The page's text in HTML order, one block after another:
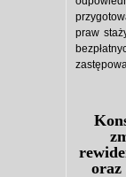
praw
oraz